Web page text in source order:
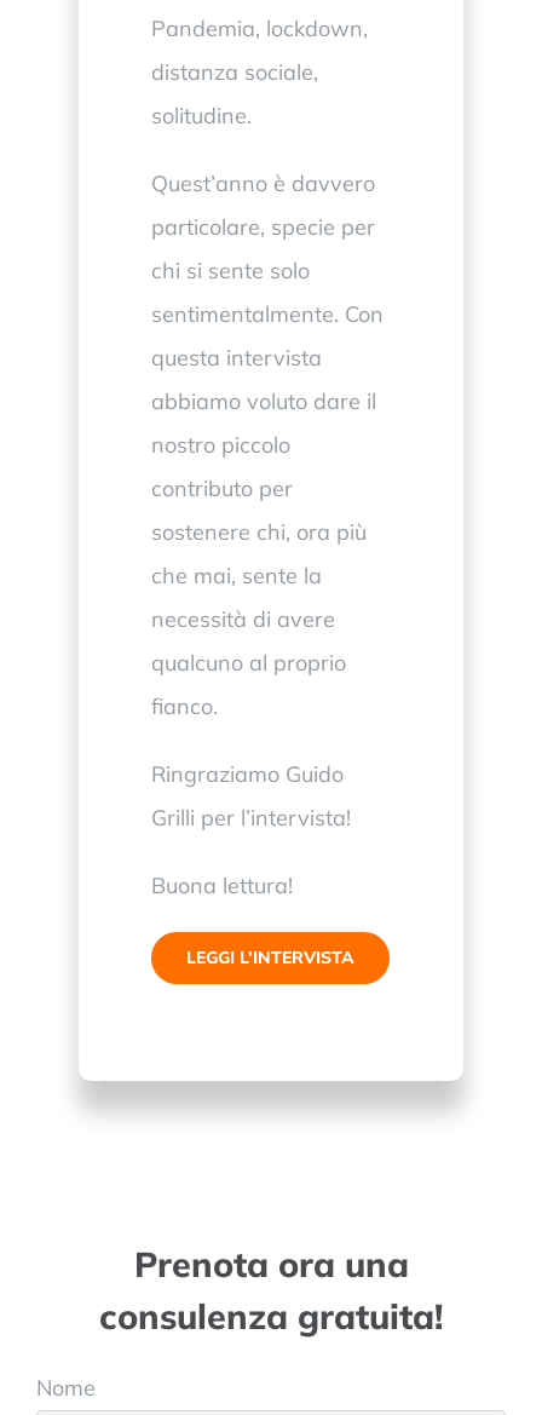
Pandemia, lockdown,
distanza sociale,
solitudine.
Quest’anno è davvero
particolare, specie per
chi si sente solo
sentimentalmente. Con
questa intervista
abbiamo voluto dare il
nostro piccolo
contributo per
sostenere chi, ora più
che mai, sente la
necessità di avere
qualcuno al proprio
fianco.
Ringraziamo Guido
Grilli per l’intervista!
Buona lettura!
LEGGI L’INTERVISTA
Prenota ora una
consulenza gratuita!
Nome